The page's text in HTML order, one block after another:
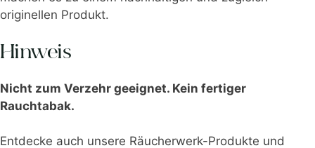
originellen Produkt.
Hinweis
Nicht zum Verzehr geeignet. Kein fertiger
Rauchtabak.
Entdecke auch unsere Räucherwerk-Produkte und